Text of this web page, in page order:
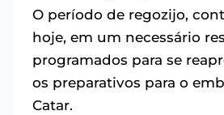
O período de regozijo,
hoje, em um necessário
programados para se
os preparativos para o
Catar.